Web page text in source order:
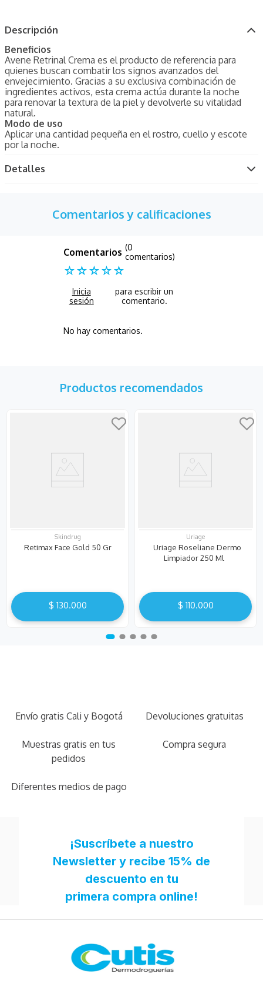
Descripción
Beneficios
Avene Retrinal Crema es el producto de referencia para
quienes buscan combatir los signos avanzados del
envejecimiento. Gracias a su exclusiva combinación de
ingredientes activos, esta crema actúa durante la noche
para renovar la textura de la piel y devolverle su vitalidad
natural.
Modo de uso
Aplicar una cantidad pequeña en el rostro, cuello y escote
por la noche.
Detalles
Comentarios y calificaciones
☆☆☆☆☆
(0
comentarios)
No hay comentarios.
Productos recomendados
Skindrug
Retimax Face Gold 50 Gr
$ 130.000
Uriage
Uriage Roseliane Dermo
Limpiador 250 Ml
$ 110.000
Envío gratis Cali y Bogotá Devoluciones gratuitas
Muestras gratis en tus
pedidos
Compra segura
Diferentes medios de pago